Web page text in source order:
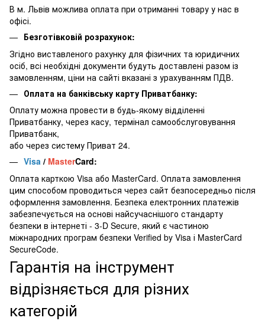
В м. Львів можлива оплата при отриманні товару у нас в
офісі.
Безготівковій розрахунок:
Згідно виставленого рахунку для фізичних та юридичних
осіб, всі необхідні документи будуть доставлені разом із
замовленням, ціни на сайті вказані з урахуванням ПДВ.
Оплата на банківську карту Приватбанку:
Оплату можна провести в будь-якому відділенні
Приватбанку, через касу, термінал самообслуговування
Приватбанк,
або через систему Приват 24.
Visa / MasterCard:
Оплата карткою Visa або MasterCard. Оплата замовлення
цим способом проводиться через сайт безпосередньо після
оформлення замовлення. Безпека електронних платежів
забезпечується на основі найсучаснішого стандарту
безпеки в інтернеті - 3-D Secure, який є частиною
міжнародних програм безпеки Verified by Visa і MasterCard
SecureCode.
Гарантія на інструмент
відрізняється для різних
категорій